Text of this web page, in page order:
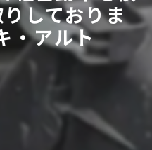
しておりま
・アルト